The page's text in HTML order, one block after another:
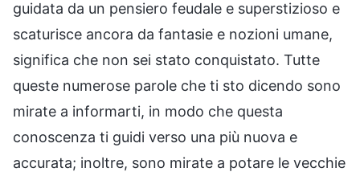
guidata da un pensiero feudale e superstizioso e
scaturisce ancora da fantasie e nozioni umane,
significa che non sei stato conquistato. Tutte
queste numerose parole che ti sto dicendo sono
mirate a informarti, in modo che questa
conoscenza ti guidi verso una più nuova e
accurata; inoltre, sono mirate a potare le vecchie